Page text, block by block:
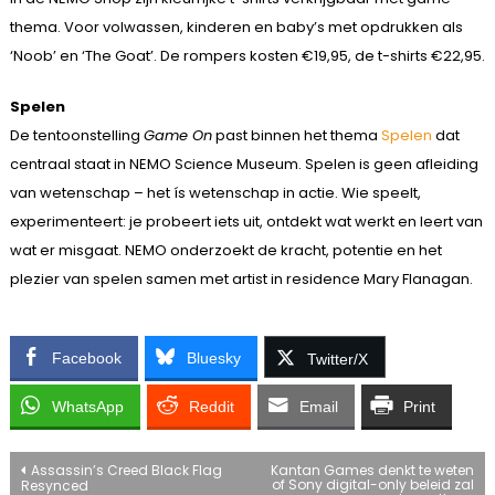
thema. Voor volwassen, kinderen en baby’s met opdrukken als
‘Noob’ en ‘The Goat’. De rompers kosten €19,95, de t-shirts €22,95.
Spelen
De tentoonstelling Game Onpast binnen het thema Spelen dat
centraal staat in NEMO Science Museum. Spelen is geen afleiding
van wetenschap – het ís wetenschap in actie. Wie speelt,
experimenteert: je probeert iets uit, ontdekt wat werkt en leert van
wat er misgaat. NEMO onderzoekt de kracht, potentie en het
plezier van spelen samen met artist in residence Mary Flanagan.
Facebook Bluesky Twitter/X
WhatsApp Reddit Email Print
Bericht
Assassin’s Creed Black Flag
Resynced
Kantan Games denkt te weten
of Sony digital-only beleid zal